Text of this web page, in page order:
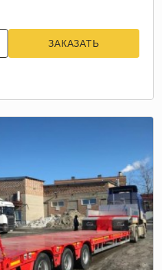
ЗАКАЗАТЬ